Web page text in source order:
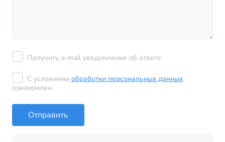
Получить e-mail уведомление об ответе
С условиями обработки персональных данных
ознакомлен
Отправить